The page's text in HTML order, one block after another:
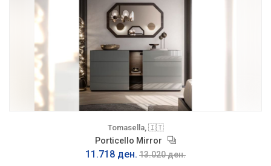
Tomasella, 🇮🇹
Porticello Mirror
11.718 ден. 13.020 ден.